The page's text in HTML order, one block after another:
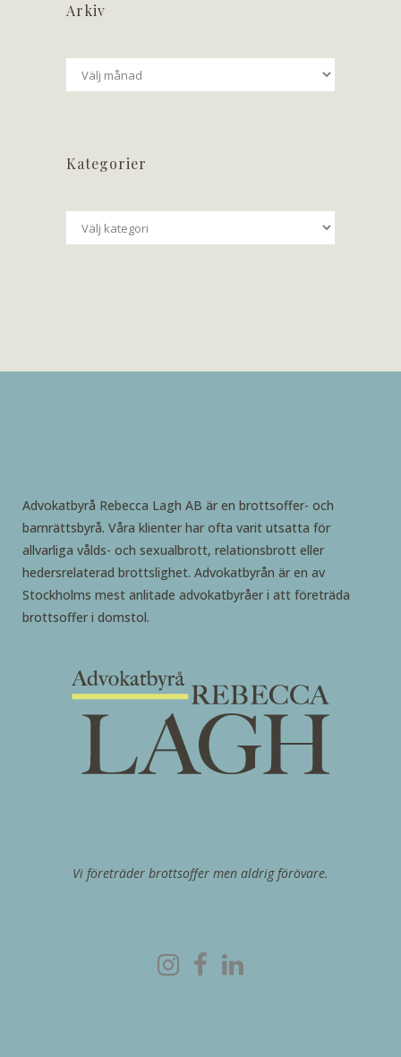
Arkiv
Arkiv
Kategorier
Kategorier
Advokatbyrå Rebecca Lagh AB är en brottsoffer- och
barnrättsbyrå. Våra klienter har ofta varit utsatta för
allvarliga vålds- och sexualbrott, relationsbrott eller
hedersrelaterad brottslighet. Advokatbyrån är en av
Stockholms mest anlitade advokatbyråer i att företräda
brottsoffer i domstol.
Vi företräder brottsoffer men aldrig förövare.